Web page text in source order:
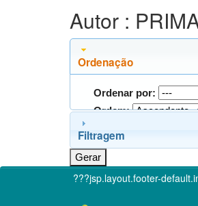
Autor :
Ordenação
Ordenar por:
Ordem:
Filtragem
???jsp.layout.footer-